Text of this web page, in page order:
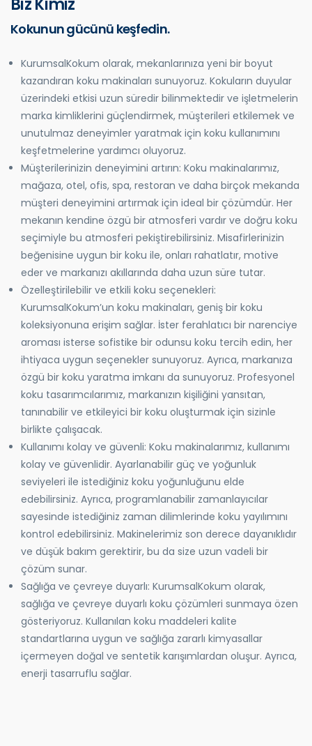
Biz Kimiz
Kokunun gücünü keşfedin.
KurumsalKokum olarak, mekanlarınıza yeni bir boyut
kazandıran koku makinaları sunuyoruz. Kokuların duyular
üzerindeki etkisi uzun süredir bilinmektedir ve işletmelerin
marka kimliklerini güçlendirmek, müşterileri etkilemek ve
unutulmaz deneyimler yaratmak için koku kullanımını
keşfetmelerine yardımcı oluyoruz.
Müşterilerinizin deneyimini artırın: Koku makinalarımız,
mağaza, otel, ofis, spa, restoran ve daha birçok mekanda
müşteri deneyimini artırmak için ideal bir çözümdür. Her
mekanın kendine özgü bir atmosferi vardır ve doğru koku
seçimiyle bu atmosferi pekiştirebilirsiniz. Misafirlerinizin
beğenisine uygun bir koku ile, onları rahatlatır, motive
eder ve markanızı akıllarında daha uzun süre tutar.
Özelleştirilebilir ve etkili koku seçenekleri:
KurumsalKokum’un koku makinaları, geniş bir koku
koleksiyonuna erişim sağlar. İster ferahlatıcı bir narenciye
aroması isterse sofistike bir odunsu koku tercih edin, her
ihtiyaca uygun seçenekler sunuyoruz. Ayrıca, markanıza
özgü bir koku yaratma imkanı da sunuyoruz. Profesyonel
koku tasarımcılarımız, markanızın kişiliğini yansıtan,
tanınabilir ve etkileyici bir koku oluşturmak için sizinle
birlikte çalışacak.
Kullanımı kolay ve güvenli: Koku makinalarımız, kullanımı
kolay ve güvenlidir. Ayarlanabilir güç ve yoğunluk
seviyeleri ile istediğiniz koku yoğunluğunu elde
edebilirsiniz. Ayrıca, programlanabilir zamanlayıcılar
sayesinde istediğiniz zaman dilimlerinde koku yayılımını
kontrol edebilirsiniz. Makinelerimiz son derece dayanıklıdır
ve düşük bakım gerektirir, bu da size uzun vadeli bir
çözüm sunar.
Sağlığa ve çevreye duyarlı: KurumsalKokum olarak,
sağlığa ve çevreye duyarlı koku çözümleri sunmaya özen
gösteriyoruz. Kullanılan koku maddeleri kalite
standartlarına uygun ve sağlığa zararlı kimyasallar
içermeyen doğal ve sentetik karışımlardan oluşur. Ayrıca,
enerji tasarruflu sağlar.